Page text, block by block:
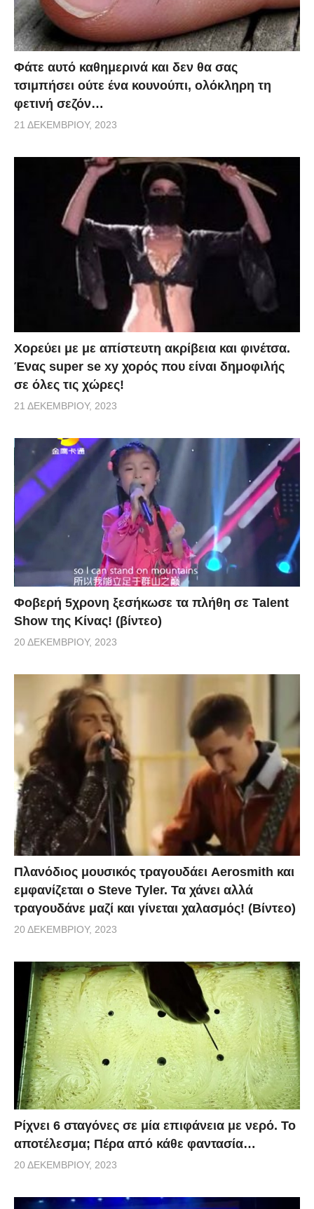
Φάτε αυτό καθημερινά και δεν θα σας
τσιμπήσει ούτε ένα κουνούπι, ολόκληρη τη
φετινή σεζόν…
21 ΔΕΚΕΜΒΡΊΟΥ, 2023
Χορεύει με με απίστευτη ακρίβεια και φινέτσα.
Ένας super se xy χορός που είναι δημοφιλής
σε όλες τις χώρες!
21 ΔΕΚΕΜΒΡΊΟΥ, 2023
Φοβερή 5χρονη ξεσήκωσε τα πλήθη σε Talent
Show της Κίνας! (βίντεο)
20 ΔΕΚΕΜΒΡΊΟΥ, 2023
Πλανόδιος μουσικός τραγουδάει Aerosmith και
εμφανίζεται ο Steve Tyler. Τα χάνει αλλά
τραγουδάνε μαζί και γίνεται χαλασμός! (Βίντεο)
20 ΔΕΚΕΜΒΡΊΟΥ, 2023
Ρίχνει 6 σταγόνες σε μία επιφάνεια με νερό. Το
αποτέλεσμα; Πέρα από κάθε φαντασία…
20 ΔΕΚΕΜΒΡΊΟΥ, 2023